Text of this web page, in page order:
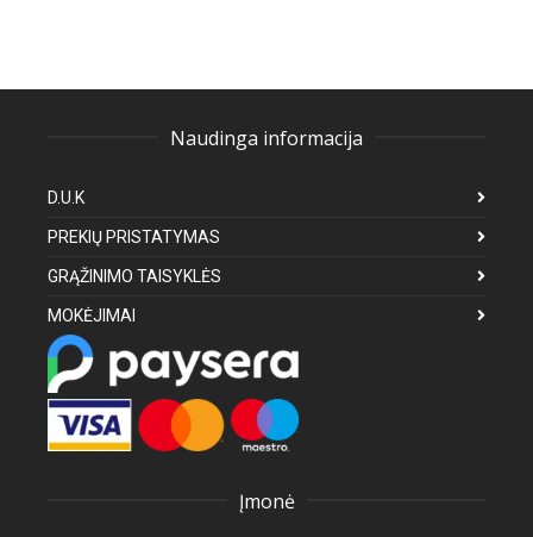
Naudinga informacija
D.U.K
PREKIŲ PRISTATYMAS
GRĄŽINIMO TAISYKLĖS
MOKĖJIMAI
Įmonė